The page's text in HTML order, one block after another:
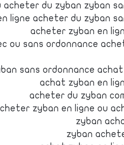
acheter du zyban zyban
ligne acheter du zyban
acheter zyban en
ou sans ordonnance
sans ordonnance
achat zyban en
acheter du zyban
zyban en ligne ou
zyban
zyban